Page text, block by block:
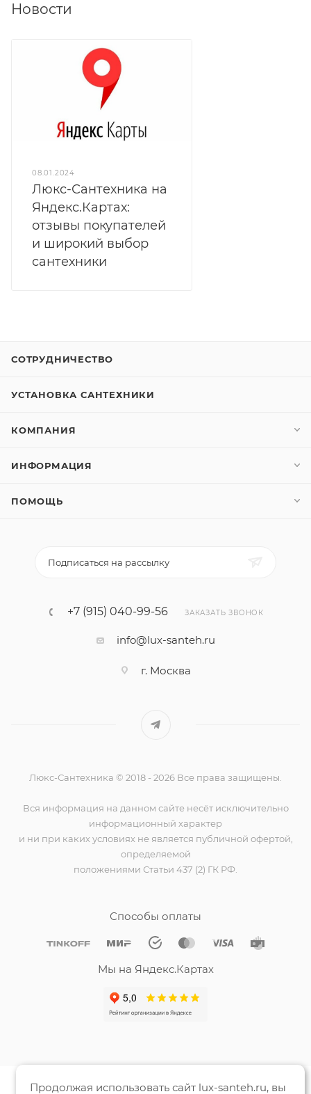
Новости
08.01.2024
Люкс-Сантехника на
Яндекс.Картах:
отзывы покупателей
и широкий выбор
сантехники
СОТРУДНИЧЕСТВО
УСТАНОВКА САНТЕХНИКИ
КОМПАНИЯ
ИНФОРМАЦИЯ
ПОМОЩЬ
Подписаться на рассылку
+7 (915) 040-99-56 ЗАКАЗАТЬ ЗВОНОК
info@lux-santeh.ru
г. Москва
Люкс-Сантехника © 2018 - 2026 Все права защищены.
Вся информация на данном сайте несёт исключительно
информационный характер
и ни при каких условиях не является публичной офертой,
определяемой
положениями Статьи 437 (2) ГК РФ.
Способы оплаты
Мы на Яндекс.Картах
Продолжая использовать сайт lux-santeh.ru, вы